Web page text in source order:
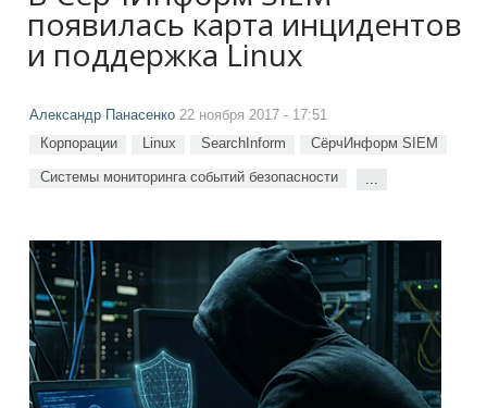
появилась карта инцидентов
и поддержка Linux
Александр Панасенко 22 ноября 2017 - 17:51
Корпорации Linux SearchInform СёрчИнформ SIEM
Системы мониторинга событий безопасности ...